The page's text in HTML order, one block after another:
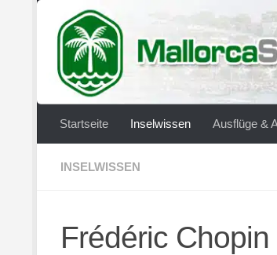
Zum Inhalt springen
Startseite Inselwissen Ausflüge &
INSELWISSEN
Frédéric